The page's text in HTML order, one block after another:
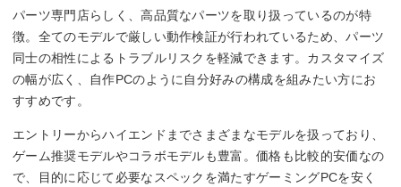
パーツ専門店らしく、高品質なパーツを取り扱っているのが特
徴。全てのモデルで厳しい動作検証が行われているため、パーツ
同士の相性によるトラブルリスクを軽減できます。カスタマイズ
の幅が広く、自作PCのように自分好みの構成を組みたい方にお
すすめです。
エントリーからハイエンドまでさまざまなモデルを扱っており、
ゲーム推奨モデルやコラボモデルも豊富。価格も比較的安価なの
で、目的に応じて必要なスペックを満たすゲーミングPCを安く